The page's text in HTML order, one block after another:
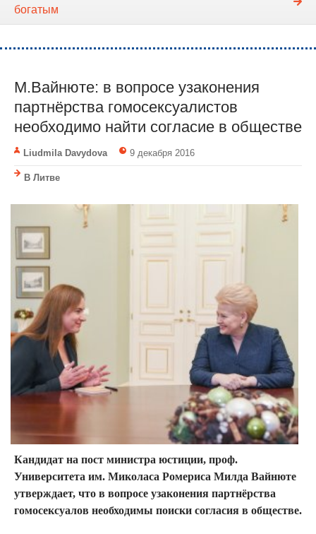
богатым
М.Вайнюте: в вопросе узаконения
партнёрства гомосексуалистов
необходимо найти согласие в обществе
Liudmila Davydova 9 декабря 2016
В Литве
Кандидат на пост министра юстиции, проф.
Университета им. Миколаса Ромериса Милда Вайнюте
утверждает, что в вопросе узаконения партнёрства
гомосексуалов необходимы поиски согласия в обществе.